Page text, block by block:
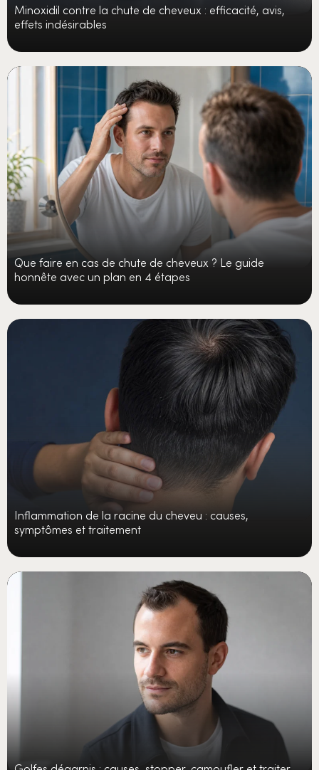
Minoxidil contre la chute de cheveux : efficacité, avis,
effets indésirables
Que faire en cas de chute de cheveux ? Le guide
honnête avec un plan en 4 étapes
Inflammation de la racine du cheveu : causes,
symptômes et traitement